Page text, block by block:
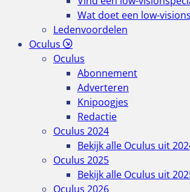
Wat doet een low-
Ledenvoordelen
Oculus
Oculus
Abonnement
Adverteren
Knipoogjes
Redactie
Oculus 2024
Bekijk alle Oculus uit
Oculus 2025
Bekijk alle Oculus uit
Oculus 2026